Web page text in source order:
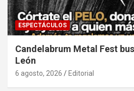
ESPECTÁCULOS
Candelabrum Metal Fest
León
6 agosto, 2026 Editorial